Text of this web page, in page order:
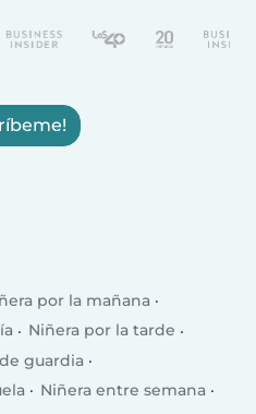
por la mañana
Niñera por la tarde
guardia
Niñera entre semana